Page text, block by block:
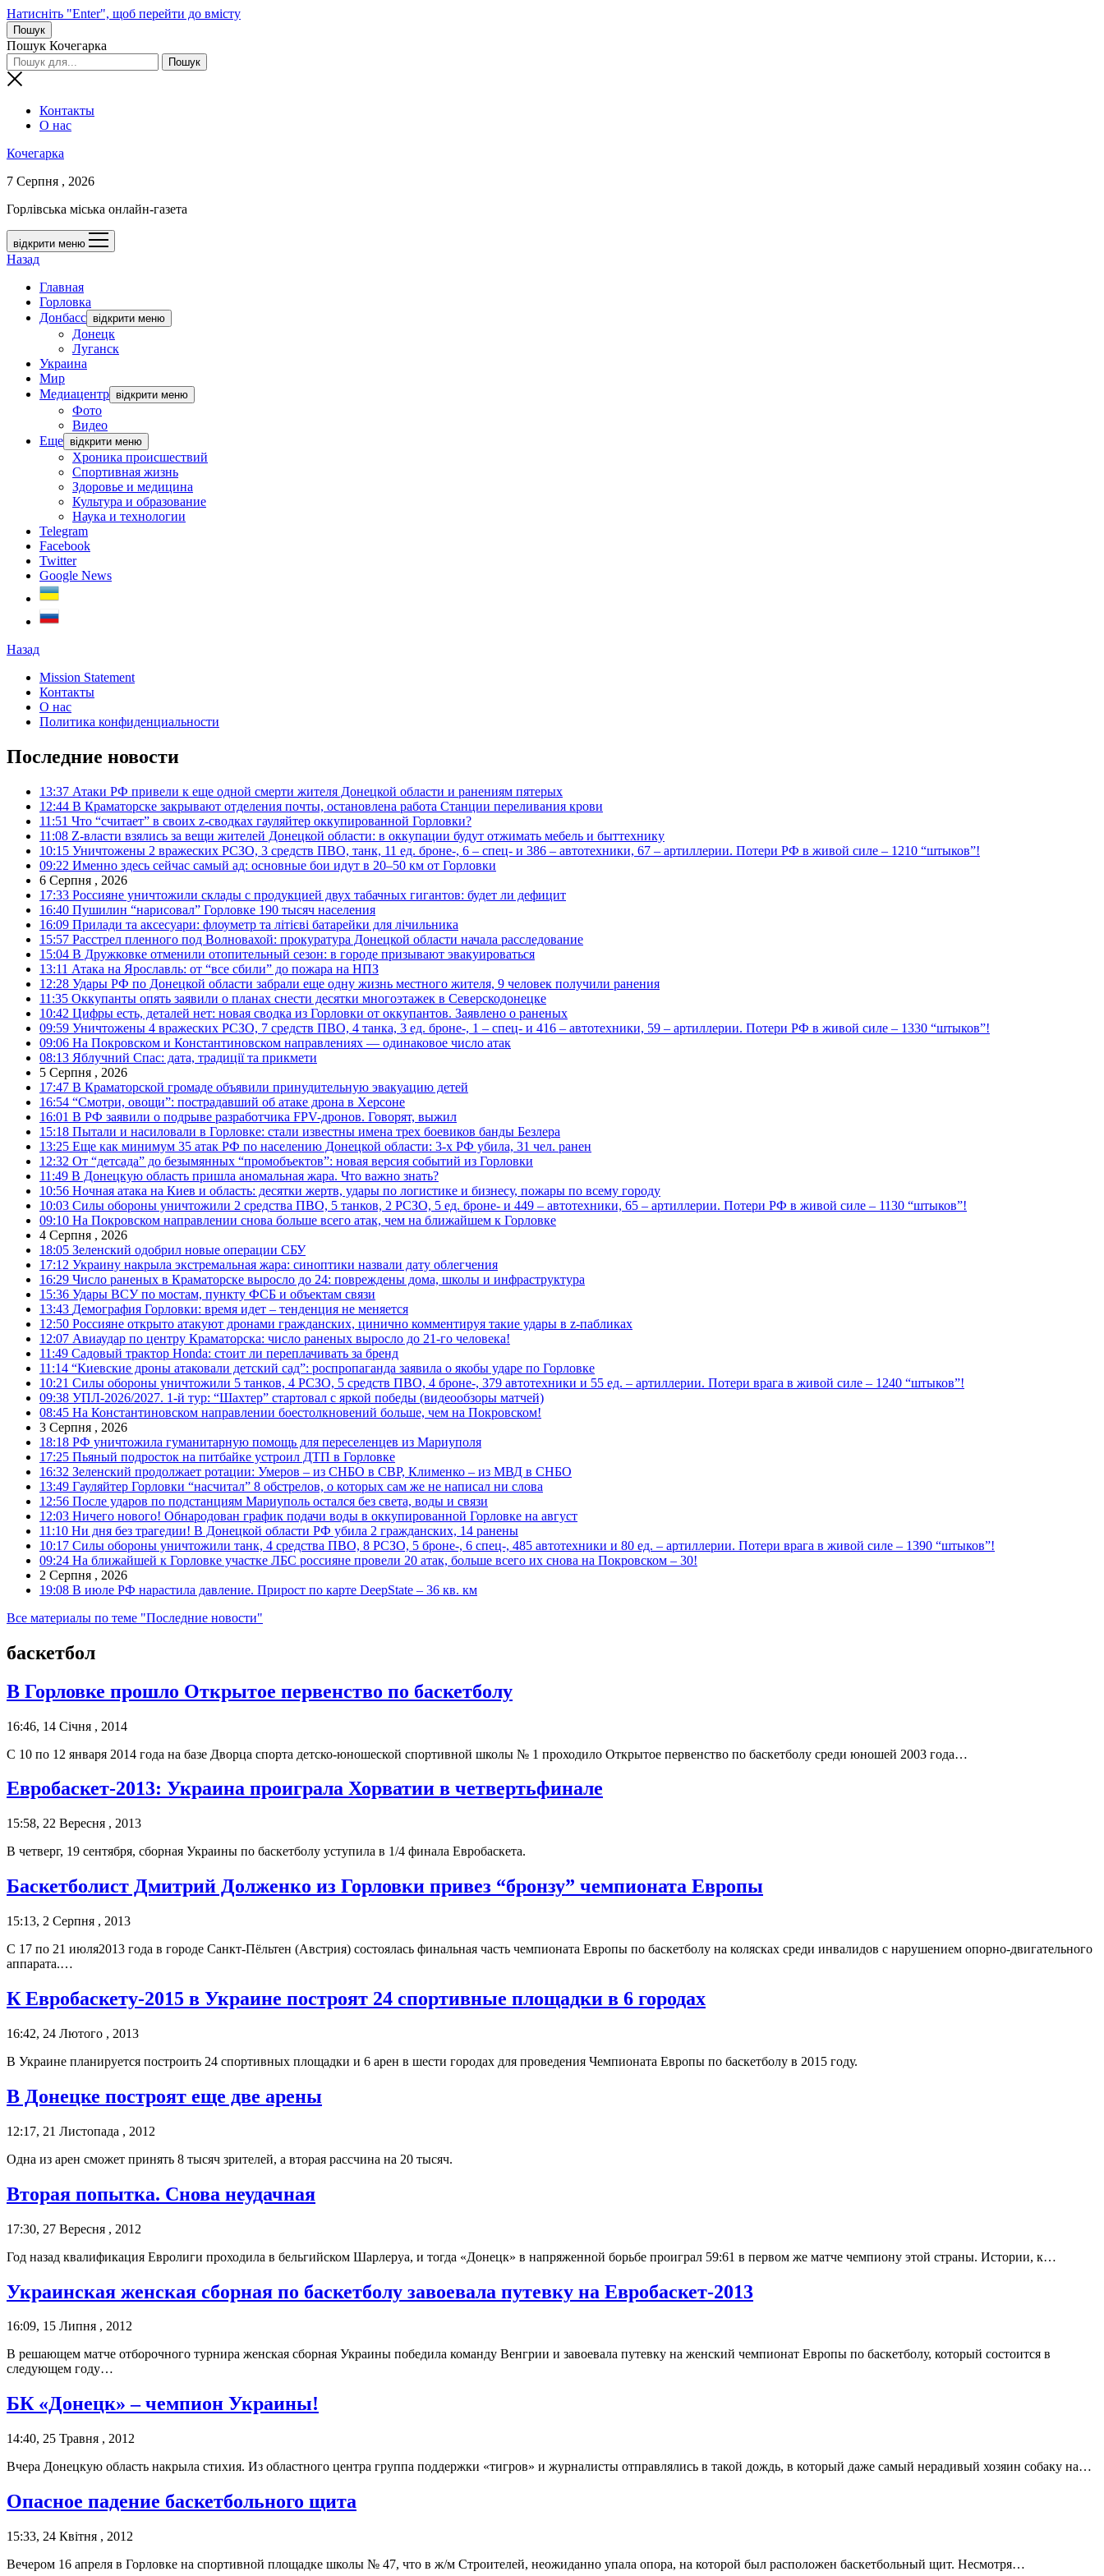
Натисніть "Enter", щоб перейти до вмісту
Пошук
Пошук Кочегарка
Контакты
О нас
Кочегарка
7 Серпня , 2026
Горлівська міська онлайн-газета
відкрити меню
Назад
Главная
Горловка
Донбасс відкрити меню
Донецк
Луганск
Украина
Мир
Медиацентр відкрити меню
Фото
Видео
Еще відкрити меню
Хроника происшествий
Спортивная жизнь
Здоровье и медицина
Культура и образование
Наука и технологии
Telegram
Facebook
Twitter
Google News
Назад
Mission Statement
Контакты
О нас
Политика конфиденциальности
Последние новости
13:37 Атаки РФ привели к еще одной смерти жителя Донецкой области и ранениям пятерых
12:44 В Краматорске закрывают отделения почты, остановлена работа Станции переливания крови
11:51 Что “считает” в своих z-сводках гауляйтер оккупированной Горловки?
11:08 Z-власти взялись за вещи жителей Донецкой области: в оккупации будут отжимать мебель и быттехнику
10:15 Уничтожены 2 вражеских РСЗО, 3 средств ПВО, танк, 11 ед. броне-, 6 – спец- и 386 – автотехники, 67 – артиллерии. Потери РФ в живой силе – 1210 “штыков”!
09:22 Именно здесь сейчас самый ад: основные бои идут в 20–50 км от Горловки
6 Серпня , 2026
17:33 Россияне уничтожили склады с продукцией двух табачных гигантов: будет ли дефицит
16:40 Пушилин “нарисовал” Горловке 190 тысяч населения
16:09 Прилади та аксесуари: флоуметр та літієві батарейки для лічильника
15:57 Расстрел пленного под Волновахой: прокуратура Донецкой области начала расследование
15:04 В Дружковке отменили отопительный сезон: в городе призывают эвакуироваться
13:11 Атака на Ярославль: от “все сбили” до пожара на НПЗ
12:28 Удары РФ по Донецкой области забрали еще одну жизнь местного жителя, 9 человек получили ранения
11:35 Оккупанты опять заявили о планах снести десятки многоэтажек в Северскодонецке
10:42 Цифры есть, деталей нет: новая сводка из Горловки от оккупантов. Заявлено о раненых
09:59 Уничтожены 4 вражеских РСЗО, 7 средств ПВО, 4 танка, 3 ед. броне-, 1 – спец- и 416 – автотехники, 59 – артиллерии. Потери РФ в живой силе – 1330 “штыков”!
09:06 На Покровском и Константиновском направлениях — одинаковое число атак
08:13 Яблучний Спас: дата, традиції та прикмети
5 Серпня , 2026
17:47 В Краматорской громаде объявили принудительную эвакуацию детей
16:54 “Смотри, овощи”: пострадавший об атаке дрона в Херсоне
16:01 В РФ заявили о подрыве разработчика FPV-дронов. Говорят, выжил
15:18 Пытали и насиловали в Горловке: стали известны имена трех боевиков банды Безлера
13:25 Еще как минимум 35 атак РФ по населению Донецкой области: 3-х РФ убила, 31 чел. ранен
12:32 От “детсада” до безымянных “промобъектов”: новая версия событий из Горловки
11:49 В Донецкую область пришла аномальная жара. Что важно знать?
10:56 Ночная атака на Киев и область: десятки жертв, удары по логистике и бизнесу, пожары по всему городу
10:03 Силы обороны уничтожили 2 средства ПВО, 5 танков, 2 РСЗО, 5 ед. броне- и 449 – автотехники, 65 – артиллерии. Потери РФ в живой силе – 1130 “штыков”!
09:10 На Покровском направлении снова больше всего атак, чем на ближайшем к Горловке
4 Серпня , 2026
18:05 Зеленский одобрил новые операции СБУ
17:12 Украину накрыла экстремальная жара: синоптики назвали дату облегчения
16:29 Число раненых в Краматорске выросло до 24: повреждены дома, школы и инфраструктура
15:36 Удары ВСУ по мостам, пункту ФСБ и объектам связи
13:43 Демография Горловки: время идет – тенденция не меняется
12:50 Россияне открыто атакуют дронами гражданских, цинично комментируя такие удары в z-пабликах
12:07 Авиаудар по центру Краматорска: число раненых выросло до 21-го человека!
11:49 Садовый трактор Honda: стоит ли переплачивать за бренд
11:14 “Киевские дроны атаковали детский сад”: роспропаганда заявила о якобы ударе по Горловке
10:21 Силы обороны уничтожили 5 танков, 4 РСЗО, 5 средств ПВО, 4 броне-, 379 автотехники и 55 ед. – артиллерии. Потери врага в живой силе – 1240 “штыков”!
09:38 УПЛ-2026/2027. 1-й тур: “Шахтер” стартовал с яркой победы (видеообзоры матчей)
08:45 На Константиновском направлении боестолкновений больше, чем на Покровском!
3 Серпня , 2026
18:18 РФ уничтожила гуманитарную помощь для переселенцев из Мариуполя
17:25 Пьяный подросток на питбайке устроил ДТП в Горловке
16:32 Зеленский продолжает ротации: Умеров – из СНБО в СВР, Клименко – из МВД в СНБО
13:49 Гауляйтер Горловки “насчитал” 8 обстрелов, о которых сам же не написал ни слова
12:56 После ударов по подстанциям Мариуполь остался без света, воды и связи
12:03 Ничего нового! Обнародован график подачи воды в оккупированной Горловке на август
11:10 Ни дня без трагедии! В Донецкой области РФ убила 2 гражданских, 14 ранены
10:17 Силы обороны уничтожили танк, 4 средства ПВО, 8 РСЗО, 5 броне-, 6 спец-, 485 автотехники и 80 ед. – артиллерии. Потери врага в живой силе – 1390 “штыков”!
09:24 На ближайшей к Горловке участке ЛБС россияне провели 20 атак, больше всего их снова на Покровском – 30!
2 Серпня , 2026
19:08 В июле РФ нарастила давление. Прирост по карте DeepState – 36 кв. км
Все материалы по теме "Последние новости"
баскетбол
В Горловке прошло Открытое первенство по баскетболу
16:46, 14 Січня , 2014
С 10 по 12 января 2014 года на базе Дворца спорта детско-юношеской спортивной школы № 1 проходило Открытое первенство по баскетболу среди юношей 2003 года…
Евробаскет-2013: Украина проиграла Хорватии в четвертьфинале
15:58, 22 Вересня , 2013
В четверг, 19 сентября, сборная Украины по баскетболу уступила в 1/4 финала Евробаскета.
Баскетболист Дмитрий Долженко из Горловки привез “бронзу” чемпионата Европы
15:13, 2 Серпня , 2013
С 17 по 21 июля2013 года в городе Санкт-Пёльтен (Австрия) состоялась финальная часть чемпионата Европы по баскетболу на колясках среди инвалидов с нарушением опорно-двигательного
аппарата.…
К Евробаскету-2015 в Украине построят 24 спортивные площадки в 6 городах
16:42, 24 Лютого , 2013
В Украине планируется построить 24 спортивных площадки и 6 арен в шести городах для проведения Чемпионата Европы по баскетболу в 2015 году.
В Донецке построят еще две арены
12:17, 21 Листопада , 2012
Одна из арен сможет принять 8 тысяч зрителей, а вторая рассчина на 20 тысяч.
Вторая попытка. Снова неудачная
17:30, 27 Вересня , 2012
Год назад квалификация Евролиги проходила в бельгийском Шарлеруа, и тогда «Донецк» в напряженной борьбе проиграл 59:61 в первом же матче чемпиону этой страны. Истории, к…
Украинская женская сборная по баскетболу завоевала путевку на Евробаскет-2013
16:09, 15 Липня , 2012
В решающем матче отборочного турнира женская сборная Украины победила команду Венгрии и завоевала путевку на женский чемпионат Европы по баскетболу, который состоится в
следующем году…
БК «Донецк» – чемпион Украины!
14:40, 25 Травня , 2012
Вчера Донецкую область накрыла стихия. Из областного центра группа поддержки «тигров» и журналисты отправлялись в такой дождь, в который даже самый нерадивый хозяин собаку на…
Опасное падение баскетбольного щита
15:33, 24 Квітня , 2012
Вечером 16 апреля в Горловке на спортивной площадке школы № 47, что в ж/м Строителей, неожиданно упала опора, на которой был расположен баскетбольный щит. Несмотря…